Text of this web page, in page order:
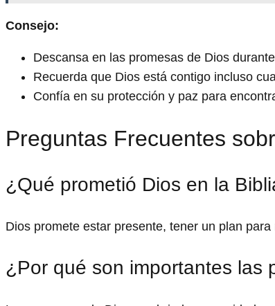
Consejo:
Descansa en las promesas de Dios
Recuerda que Dios está contigo incluso
Confía en su protección y paz para
Preguntas Frecuentes
¿Qué prometió Dios en la
Dios promete estar presente, tener un plan
¿Por qué son importantes las